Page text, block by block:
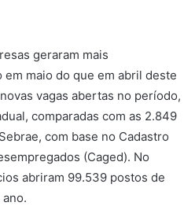
geraram mais
maio do que em abril deste
vagas abertas no período,
comparadas com as 2.849
com base no Cadastro
(Caged). No
abriram 99.539 postos de